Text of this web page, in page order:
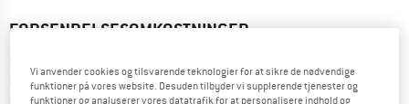
FORSENDELSESOMKOSTNINGER
hovedregel skal du ikke betale nogen! For vi leverer allerede fra
Vi anvender cookies og tilsvarende teknologier for at sikre de nødvendige
funktioner på vores website. Desuden tilbyder vi supplerende tjenester og
funktioner og analyserer vores datatrafik for at personalisere indhold og